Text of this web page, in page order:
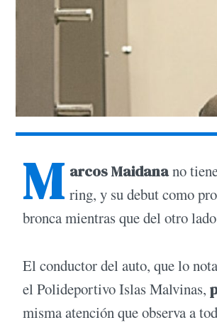
M arcos Maidanano
ring, y su debut como
bronca mientras que del otro
El conductor del auto, que lo
el Polideportivo Islas Malvinas,
misma atención que observa a